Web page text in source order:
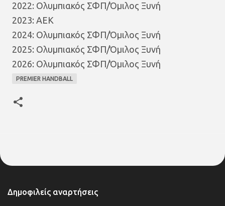
2022: Ολυμπιακός ΣΦΠ/Όμιλος Ξυνή
2023: ΑΕΚ
2024: Ολυμπιακός ΣΦΠ/Όμιλος Ξυνή
2025: Ολυμπιακός ΣΦΠ/Όμιλος Ξυνή
2026: Ολυμπιακός ΣΦΠ/Όμιλος Ξυνή
PREMIER HANDBALL
Δημοφιλείς αναρτήσεις